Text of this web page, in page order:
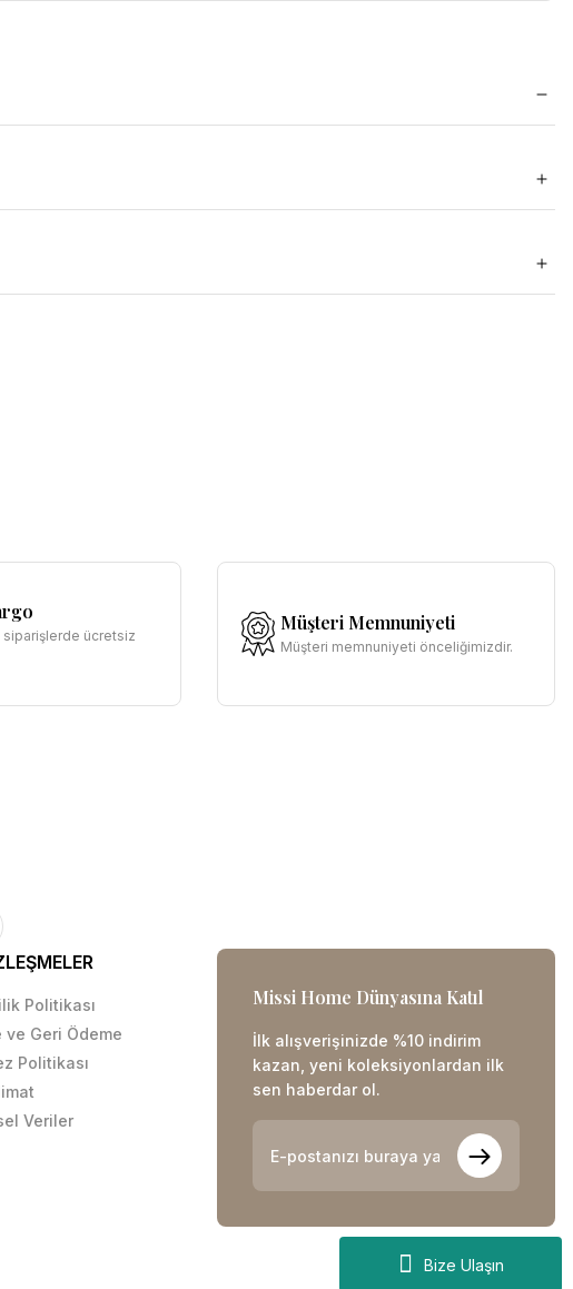
Bize Ulaşın
siparişlerde ücretsiz
Müşteri Memnuniyeti
Müşteri memnuniyeti önceliğimizdir.
Politikası
ve Geri Ödeme
Politikası
Veriler
Missi Home Dünyasına Katıl
İlk alışverişinizde %10 indirim
kazan, yeni koleksiyonlardan ilk
sen haberdar ol.